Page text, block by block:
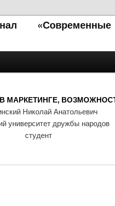
В МАРКЕТИНГЕ,
Николай Анатольевич
университет дружбы народов
студент